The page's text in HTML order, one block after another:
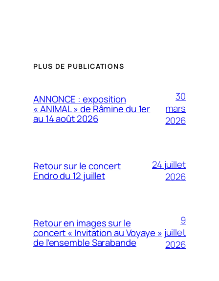
PLUS DE PUBLICATIONS
ANNONCE : exposition
« ANIMAL » de Râmine du 1er
au 14 août 2026
30
mars
2026
Retour sur le concert
Endro du 12 juillet
24 juillet
2026
Retour en images sur le
concert « Invitation au Voyaye »
de l’ensemble Sarabande
9
juillet
2026